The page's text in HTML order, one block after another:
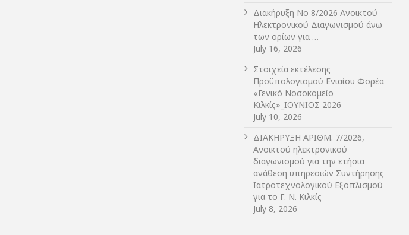
Διακήρυξη Νο 8/2026 Ανοικτού
Ηλεκτρονικού Διαγωνισμού άνω
των ορίων για …
July 16, 2026
Στοιχεία εκτέλεσης
Προϋπολογισμού Ενιαίου Φορέα
«Γενικό Νοσοκομείο
Κιλκίς»_ΙΟΥΝΙΟΣ 2026
July 10, 2026
ΔIΑΚΗΡΥΞΗ ΑΡIΘΜ. 7/2026,
Ανοικτού ηλεκτρονικού
διαγωνισμού για την ετήσια
ανάθεση υπηρεσιών Συντήρησης
Ιατροτεχνολογικού Εξοπλισμού
για το Γ. Ν. Κιλκίς
July 8, 2026